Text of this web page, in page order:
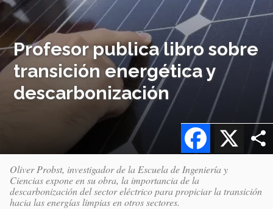
Profesor publica libro sobre
transición energética y
descarbonización
X
Facebook
Oliver Probst, investigador de la Escuela de Ingeniería y
Ciencias expone en su obra, la importancia de la
descarbonización del sector eléctrico para propiciar la transición
hacia las energías limpias en otros sectores.